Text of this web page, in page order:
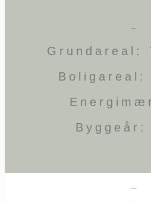
–
Grundareal:
Boligareal:
Byggeår:
–